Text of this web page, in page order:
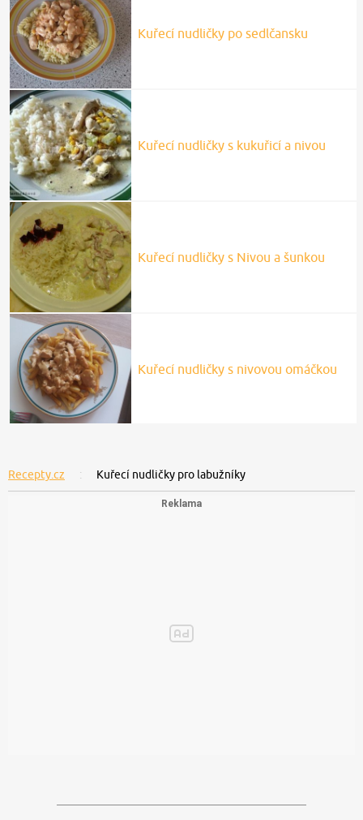
Kuřecí nudličky po sedlčansku
Kuřecí nudličky s kukuřicí a nivou
Kuřecí nudličky s Nivou a šunkou
Kuřecí nudličky s nivovou omáčkou
Recepty.cz Kuřecí nudličky pro labužníky